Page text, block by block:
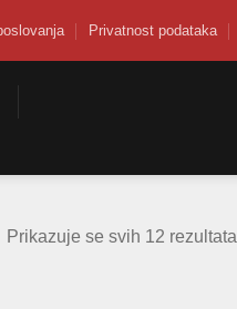
Privatnost podataka
Prikazuje se svih 12 rezultata